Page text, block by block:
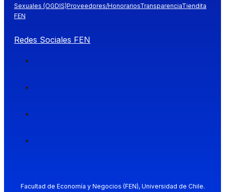
Sexuales (OGDIS)Proveedores/HonorariosTransparenciaTiendita
FEN
Redes Sociales FEN
Facultad de Economía y Negocios (FEN), Universidad de Chile.